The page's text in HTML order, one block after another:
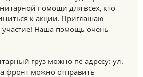
помощи для всех, кто
к акции. Приглашаю
участие! Наша помощь очень
груз можно по адресу: ул.
фронт можно отправить